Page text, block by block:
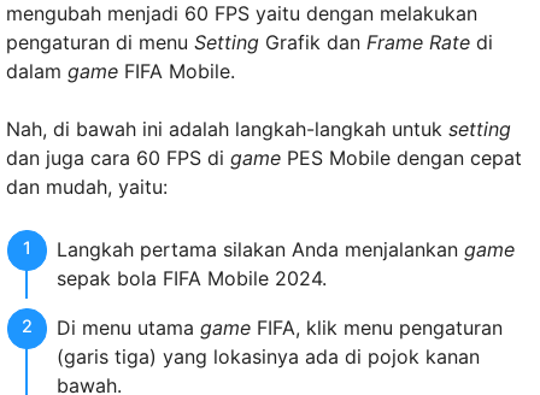
mengubah menjadi 60 FPS yaitu dengan melakukan
pengaturan di menu Setting Grafik dan Frame Rate di
dalam game FIFA Mobile.
Nah, di bawah ini adalah langkah-langkah untuk setting
dan juga cara 60 FPS di game PES Mobile dengan cepat
dan mudah, yaitu:
Langkah pertama silakan Anda menjalankan game
sepak bola FIFA Mobile 2024.
Di menu utama gameFIFA, klik menu pengaturan
(garis tiga) yang lokasinya ada di pojok kanan
bawah.